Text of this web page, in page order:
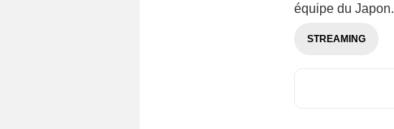
équipe du Japon.
STREAMING